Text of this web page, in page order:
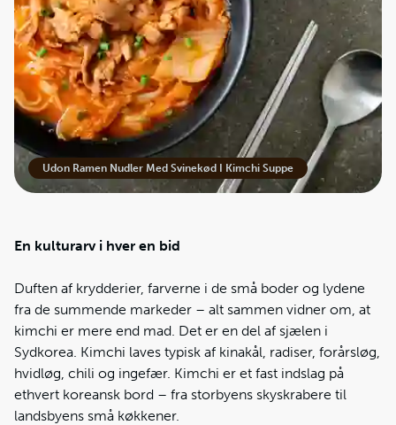
Forskellige Hjemmelavede Kimchi
Udon Ramen Nudler Med Svinekød I Kimchi Suppe
En kulturarv i hver en bid
Duften af krydderier, farverne i de små boder og lydene
fra de summende markeder – alt sammen vidner om, at
kimchi er mere end mad. Det er en del af sjælen i
Sydkorea. Kimchi laves typisk af kinakål, radiser, forårsløg,
hvidløg, chili og ingefær. Kimchi er et fast indslag på
ethvert koreansk bord – fra storbyens skyskrabere til
landsbyens små køkkener.